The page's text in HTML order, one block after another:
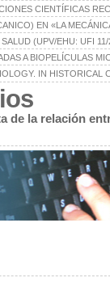
CIENTÍFICAS
EN «LA
(UPV/EHU: UFI
A BIOPELÍCULAS
IN
de la relación